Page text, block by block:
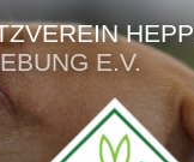
E.V.